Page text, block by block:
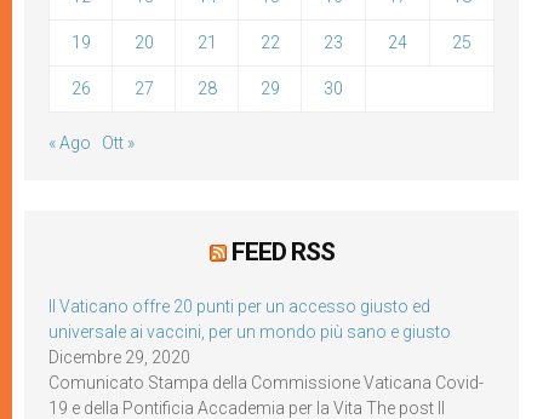
19 20 21 22 23 24 25
26 27 28 29 30
« Ago Ott »
FEED RSS
Il Vaticano offre 20 punti per un accesso giusto ed
universale ai vaccini, per un mondo più sano e giusto
Dicembre 29, 2020
Comunicato Stampa della Commissione Vaticana Covid-
19 e della Pontificia Accademia per la Vita The post Il